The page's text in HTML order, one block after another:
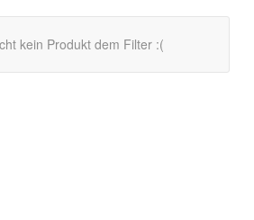
kein Produkt dem Filter :(